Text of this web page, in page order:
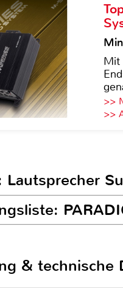
Mit
>>
>>
Lautsprecher
& technische